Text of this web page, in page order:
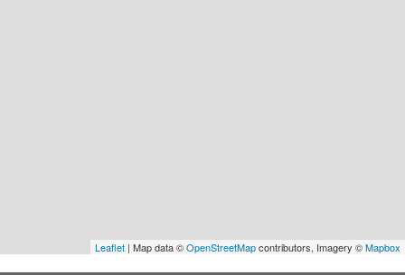
Leaflet | Map data ©OpenStreetMapcontributors, Imagery ©Mapbox